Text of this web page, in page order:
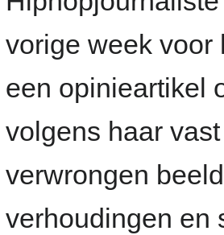
vorige week voor
een opinieartikel
volgens haar
verwrongen
verhoudingen en